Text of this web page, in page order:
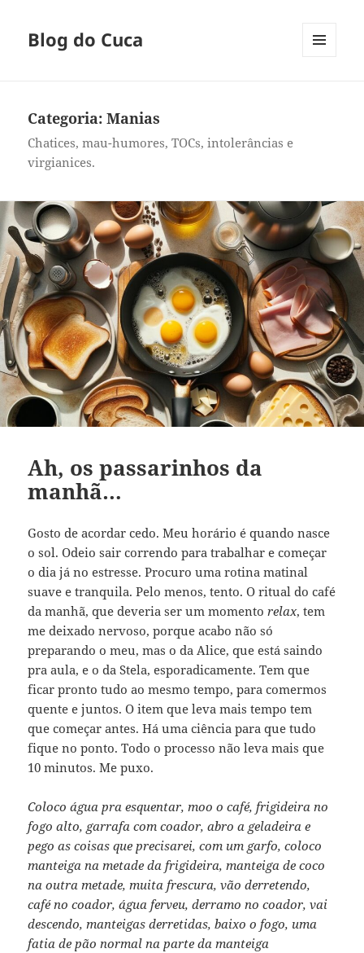
Blog do Cuca
Categoria:Manias
Chatices, mau-humores, TOCs, intolerâncias e
virgianices.
Ah, os passarinhos da
manhã…
Gosto de acordar cedo. Meu horário é quando nasce
o sol. Odeio sair correndo para trabalhar e começar
o dia já no estresse. Procuro uma rotina matinal
suave e tranquila. Pelo menos, tento. O ritual do café
da manhã, que deveria ser um momentorelax, tem
me deixado nervoso, porque acabo não só
preparando o meu, mas o da Alice, que está saindo
pra aula, e o da Stela, esporadicamente. Tem que
ficar pronto tudo ao mesmo tempo, para comermos
quente e juntos. O item que leva mais tempo tem
que começar antes. Há uma ciência para que tudo
fique no ponto. Todo o processo não leva mais que
10 minutos. Me puxo.
Coloco água pra esquentar, moo o café, frigideira no
fogo alto, garrafa com coador, abro a geladeira e
pego as coisas que precisarei, com um garfo, coloco
manteiga na metade da frigideira, manteiga de coco
na outra metade, muita frescura, vão derretendo,
café no coador, água ferveu, derramo no coador, vai
descendo, manteigas derretidas, baixo o fogo, uma
fatia de pão normal na parte da manteiga